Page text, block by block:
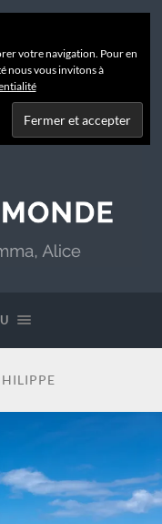
votre navigation. Pour en
nous vous invitons à